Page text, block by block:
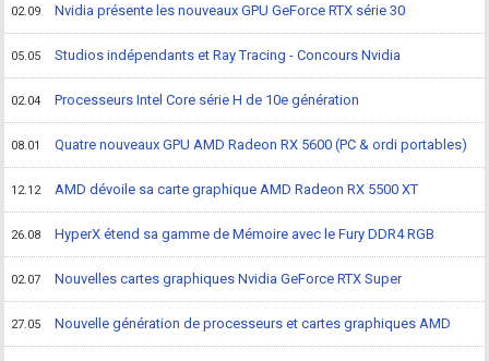
02.09 Nvidia présente les nouveaux GPU GeForce RTX série 30
05.05 Studios indépendants et Ray Tracing - Concours Nvidia
02.04 Processeurs Intel Core série H de 10e génération
08.01 Quatre nouveaux GPU AMD Radeon RX 5600 (PC & ordi portables)
12.12 AMD dévoile sa carte graphique AMD Radeon RX 5500 XT
26.08 HyperX étend sa gamme de Mémoire avec le Fury DDR4 RGB
02.07 Nouvelles cartes graphiques Nvidia GeForce RTX Super
27.05 Nouvelle génération de processeurs et cartes graphiques AMD